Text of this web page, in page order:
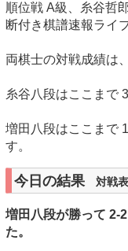
順位戦 A級、糸谷哲
断付き棋譜速報ライ
両棋士の対戦成績は
糸谷八段はここまで
増田八段はここまで
す。
今日の結果 対戦表
増田八段が勝って 2-
た。